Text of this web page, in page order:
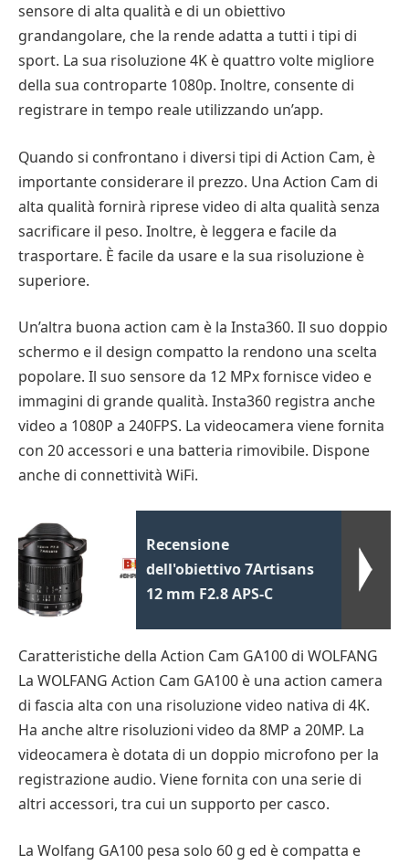
sensore di alta qualità e di un obiettivo
grandangolare, che la rende adatta a tutti i tipi di
sport. La sua risoluzione 4K è quattro volte migliore
della sua controparte 1080p. Inoltre, consente di
registrare in tempo reale utilizzando un’app.
Quando si confrontano i diversi tipi di Action Cam, è
importante considerare il prezzo. Una Action Cam di
alta qualità fornirà riprese video di alta qualità senza
sacrificare il peso. Inoltre, è leggera e facile da
trasportare. È facile da usare e la sua risoluzione è
superiore.
Un’altra buona action cam è la Insta360. Il suo doppio
schermo e il design compatto la rendono una scelta
popolare. Il suo sensore da 12 MPx fornisce video e
immagini di grande qualità. Insta360 registra anche
video a 1080P a 240FPS. La videocamera viene fornita
con 20 accessori e una batteria rimovibile. Dispone
anche di connettività WiFi.
Recensione
dell'obiettivo 7Artisans
12 mm F2.8 APS-C
Caratteristiche della Action Cam GA100 di WOLFANG
La WOLFANG Action Cam GA100 è una action camera
di fascia alta con una risoluzione video nativa di 4K.
Ha anche altre risoluzioni video da 8MP a 20MP. La
videocamera è dotata di un doppio microfono per la
registrazione audio. Viene fornita con una serie di
altri accessori, tra cui un supporto per casco.
La Wolfang GA100 pesa solo 60 g ed è compatta e